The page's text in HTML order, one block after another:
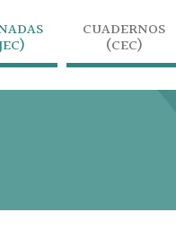
CUADERNOS
(CEC)